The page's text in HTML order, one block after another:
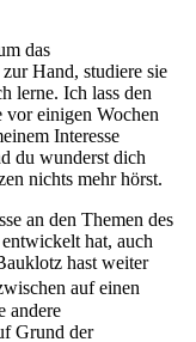
das
Hand, studiere sie
lerne. Ich lass den
einigen Wochen
Interesse
du wunderst dich
nichts mehr hörst.
an den Themen des
hat, auch
hast weiter
auf einen
andere
Grund der